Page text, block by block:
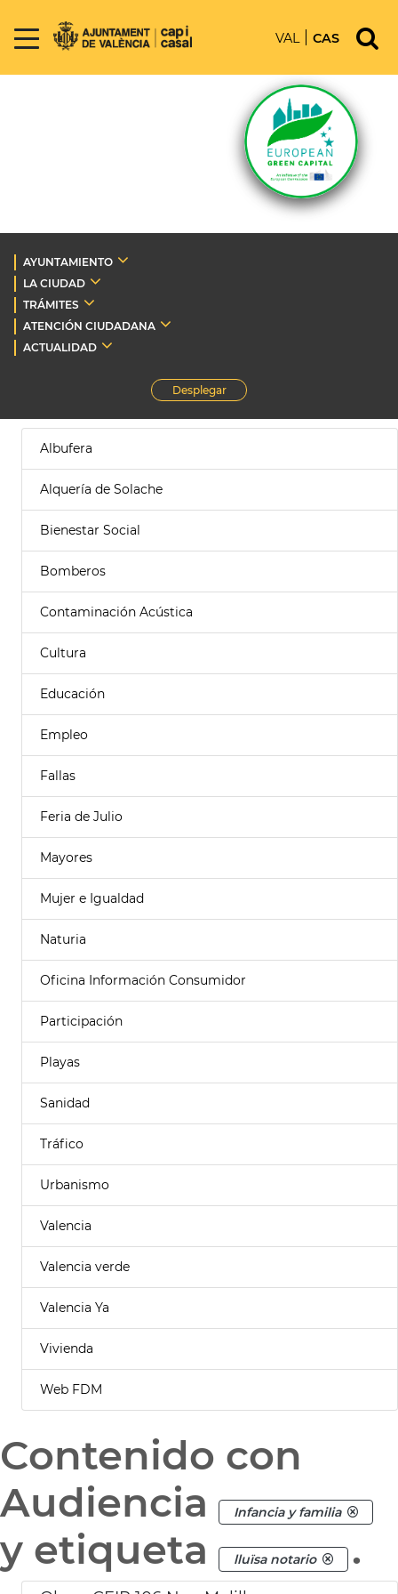
VAL CAS
AYUNTAMIENTO
LA CIUDAD
TRÁMITES
ATENCIÓN CIUDADANA
ACTUALIDAD
Desplegar
Albufera
Alquería de Solache
Bienestar Social
Bomberos
Contaminación Acústica
Cultura
Educación
Empleo
Fallas
Feria de Julio
Mayores
Mujer e Igualdad
Naturia
Oficina Información Consumidor
Participación
Playas
Sanidad
Tráfico
Urbanismo
Valencia
Valencia verde
Valencia Ya
Vivienda
Web FDM
Contenido con
Audiencia
Infancia y familia
y etiqueta lluïsa notario .